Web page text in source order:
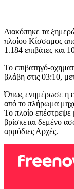
Διακόπηκε τα
πλοίου Κίσσαμος
1.184 επιβάτες και
Το επιβατηγό-
βλάβη στις 03:10,
Όπως ενημέρωσε η
από το πλήρωμα
Το πλοίο επέστρεψε
βρίσκεται δεμένο
αρμόδιες Αρχές.